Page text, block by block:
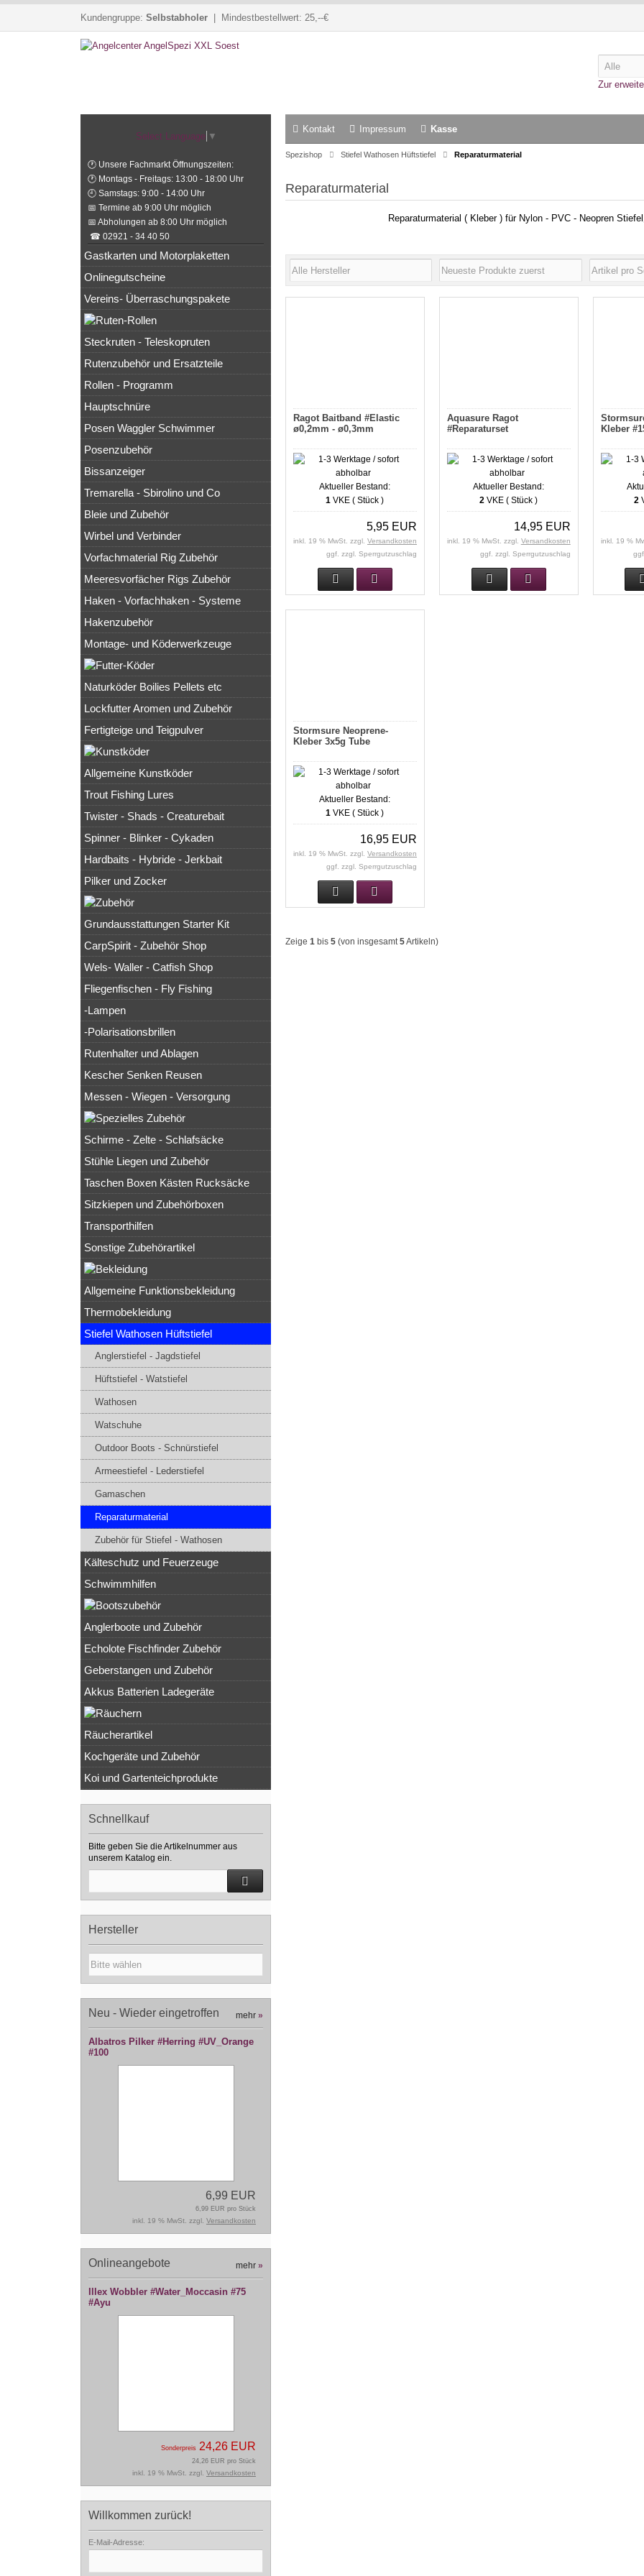
Kundengruppe: Selbstabholer | Mindestbestellwert: 25,--€
Zur
Kontakt Impressum Kasse
Spezishop Stiefel Wathosen Hüftstiefel Reparaturmaterial
Reparaturmaterial
Reparaturmaterial ( Kleber ) für Nylon - PVC - Neopren
Ragot Baitband #Elastic
ø0,2mm - ø0,3mm
Aktueller Bestand:
1 VKE ( Stück )
5,95 EUR
inkl. 19 % MwSt. zzgl. Versandkosten
ggf. zzgl. Sperrgutzuschlag
Aquasure Ragot
#Reparaturset
Aktueller Bestand:
2 VKE ( Stück )
14,95 EUR
inkl. 19 % MwSt. zzgl. Versandkosten
ggf. zzgl. Sperrgutzuschlag
Kleber
2
inkl. 19 %
Stormsure Neoprene-
Kleber 3x5g Tube
Aktueller Bestand:
1 VKE ( Stück )
16,95 EUR
inkl. 19 % MwSt. zzgl. Versandkosten
ggf. zzgl. Sperrgutzuschlag
Zeige 1 bis 5 (von insgesamt5Artikeln)
Select Language ▼
🕐 Unsere Fachmarkt Öffnungszeiten:
🕐 Montags - Freitags: 13:00 - 18:00 Uhr
🕘 Samstags: 9:00 - 14:00 Uhr
📅 Termine ab 9:00 Uhr möglich
📅 Abholungen ab 8:00 Uhr möglich
☎ 02921 - 34 40 50
Gastkarten und Motorplaketten
Onlinegutscheine
Vereins- Überraschungspakete
Steckruten - Teleskopruten
Rutenzubehör und Ersatzteile
Rollen - Programm
Hauptschnüre
Posen Waggler Schwimmer
Posenzubehör
Bissanzeiger
Tremarella - Sbirolino und Co
Bleie und Zubehör
Wirbel und Verbinder
Vorfachmaterial Rig Zubehör
Meeresvorfächer Rigs Zubehör
Haken - Vorfachhaken - Systeme
Hakenzubehör
Montage- und Köderwerkzeuge
Naturköder Boilies Pellets etc
Lockfutter Aromen und Zubehör
Fertigteige und Teigpulver
Allgemeine Kunstköder
Trout Fishing Lures
Twister - Shads - Creaturebait
Spinner - Blinker - Cykaden
Hardbaits - Hybride - Jerkbait
Pilker und Zocker
Grundausstattungen Starter Kit
CarpSpirit - Zubehör Shop
Wels- Waller - Catfish Shop
Fliegenfischen - Fly Fishing
-Lampen
-Polarisationsbrillen
Rutenhalter und Ablagen
Kescher Senken Reusen
Messen - Wiegen - Versorgung
Schirme - Zelte - Schlafsäcke
Stühle Liegen und Zubehör
Taschen Boxen Kästen Rucksäcke
Sitzkiepen und Zubehörboxen
Transporthilfen
Sonstige Zubehörartikel
Allgemeine Funktionsbekleidung
Thermobekleidung
Stiefel Wathosen Hüftstiefel
Anglerstiefel - Jagdstiefel
Hüftstiefel - Watstiefel
Wathosen
Watschuhe
Outdoor Boots - Schnürstiefel
Armeestiefel - Lederstiefel
Gamaschen
Reparaturmaterial
Zubehör für Stiefel - Wathosen
Kälteschutz und Feuerzeuge
Schwimmhilfen
Anglerboote und Zubehör
Echolote Fischfinder Zubehör
Geberstangen und Zubehör
Akkus Batterien Ladegeräte
Räucherartikel
Kochgeräte und Zubehör
Koi und Gartenteichprodukte
Schnellkauf
Bitte geben Sie die Artikelnummer aus
unserem Katalog ein.
Hersteller
Neu - Wieder eingetroffen mehr »
Albatros Pilker #Herring #UV_Orange
#100
6,99 EUR
6,99 EUR pro Stück
inkl. 19 % MwSt. zzgl. Versandkosten
Onlineangebote mehr »
Illex Wobbler #Water_Moccasin #75
#Ayu
Sonderpreis 24,26 EUR
24,26 EUR pro Stück
inkl. 19 % MwSt. zzgl. Versandkosten
Willkommen zurück!
E-Mail-Adresse: